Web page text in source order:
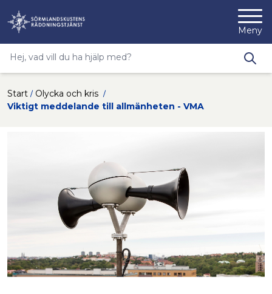
Hoppa till innehåll
Nyköpings kommuns Meny
Sökfras
Start
Olycka och kris
Viktigt meddelande till allmänheten - VMA